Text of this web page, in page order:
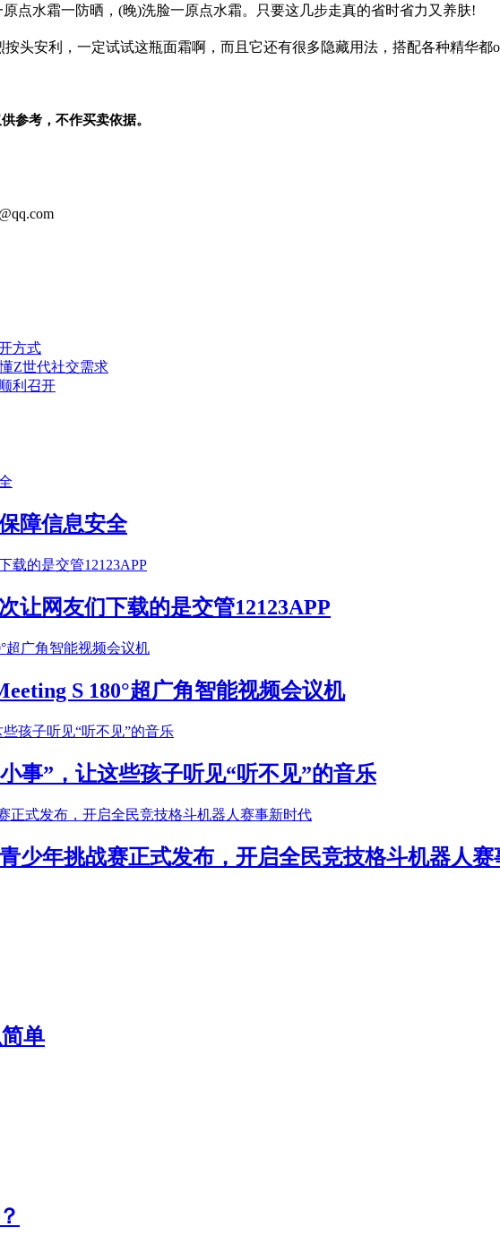
点水霜一防晒，(晚)洗脸一原点水霜。只要这几步走真的省时省力又养肤!
头安利，一定试试这瓶面霜啊，而且它还有很多隐藏用法，搭配各种精华都
参考，不作买卖依据。
方式
Z世代社交需求
利召开
障信息安全
让网友们下载的是交管12123APP
S 180°超广角智能视频会议机
事”，让这些孩子听见“听不见”的音乐
少年挑战赛正式发布，开启全民竞技格斗机器人赛
单